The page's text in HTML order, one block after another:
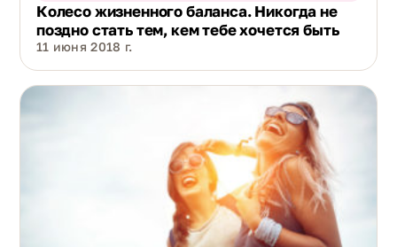
Колесо жизненного баланса. Никогда не
поздно стать тем, кем тебе хочется быть
11 июня 2018 г.